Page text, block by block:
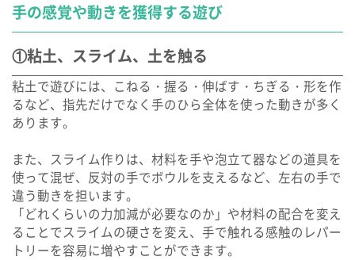
手の感覚や動きを獲得する遊び
①粘土、スライム、土を触る
粘土で遊びには、こねる・握る・伸ばす・ちぎる・形を作
るなど、指先だけでなく手のひら全体を使った動きが多く
あります。
また、スライム作りは、材料を手や泡立て器などの道具を
使って混ぜ、反対の手でボウルを支えるなど、左右の手で
違う動きを担います。
「どれくらいの力加減が必要なのか」や材料の配合を変え
ることでスライムの硬さを変え、手で触れる感触のレパー
トリーを容易に増やすことができます。